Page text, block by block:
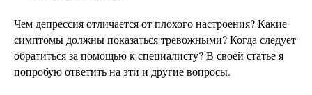
Чем депрессия отличается от плохого настроения? Какие
симптомы должны показаться тревожными? Когда следует
обратиться за помощью к специалисту? В своей статье я
попробую ответить на эти и другие вопросы.